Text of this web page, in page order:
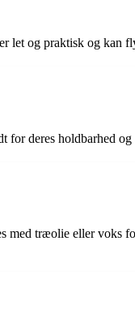
let og praktisk og kan
deres holdbarhed og
træolie eller voks